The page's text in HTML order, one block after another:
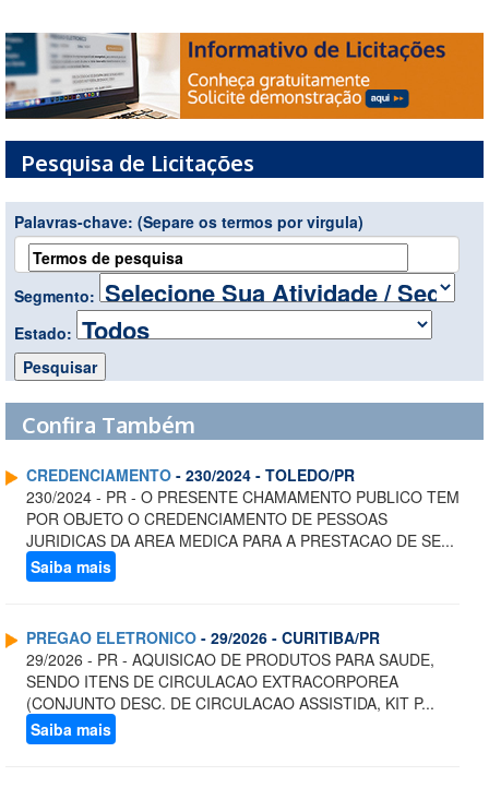
Pesquisa de Licitações
Palavras-chave: (Separe os termos por virgula)
Segmento:
Estado:
Confira Também
CREDENCIAMENTO - 230/2024 - TOLEDO/PR
230/2024 - PR - O PRESENTE CHAMAMENTO PUBLICO TEM
POR OBJETO O CREDENCIAMENTO DE PESSOAS
JURIDICAS DA AREA MEDICA PARA A PRESTACAO DE SE...
Saiba mais
PREGAO ELETRONICO - 29/2026 - CURITIBA/PR
29/2026 - PR - AQUISICAO DE PRODUTOS PARA SAUDE,
SENDO ITENS DE CIRCULACAO EXTRACORPOREA
(CONJUNTO DESC. DE CIRCULACAO ASSISTIDA, KIT P...
Saiba mais